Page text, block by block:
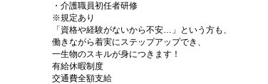
・介護職員初任者研修
※規定あり
「資格や経験がないから不安…」という方も、
働きながら着実にステップアップでき、
一生物のスキルが身につきます！
有給休暇制度
交通費全額支給